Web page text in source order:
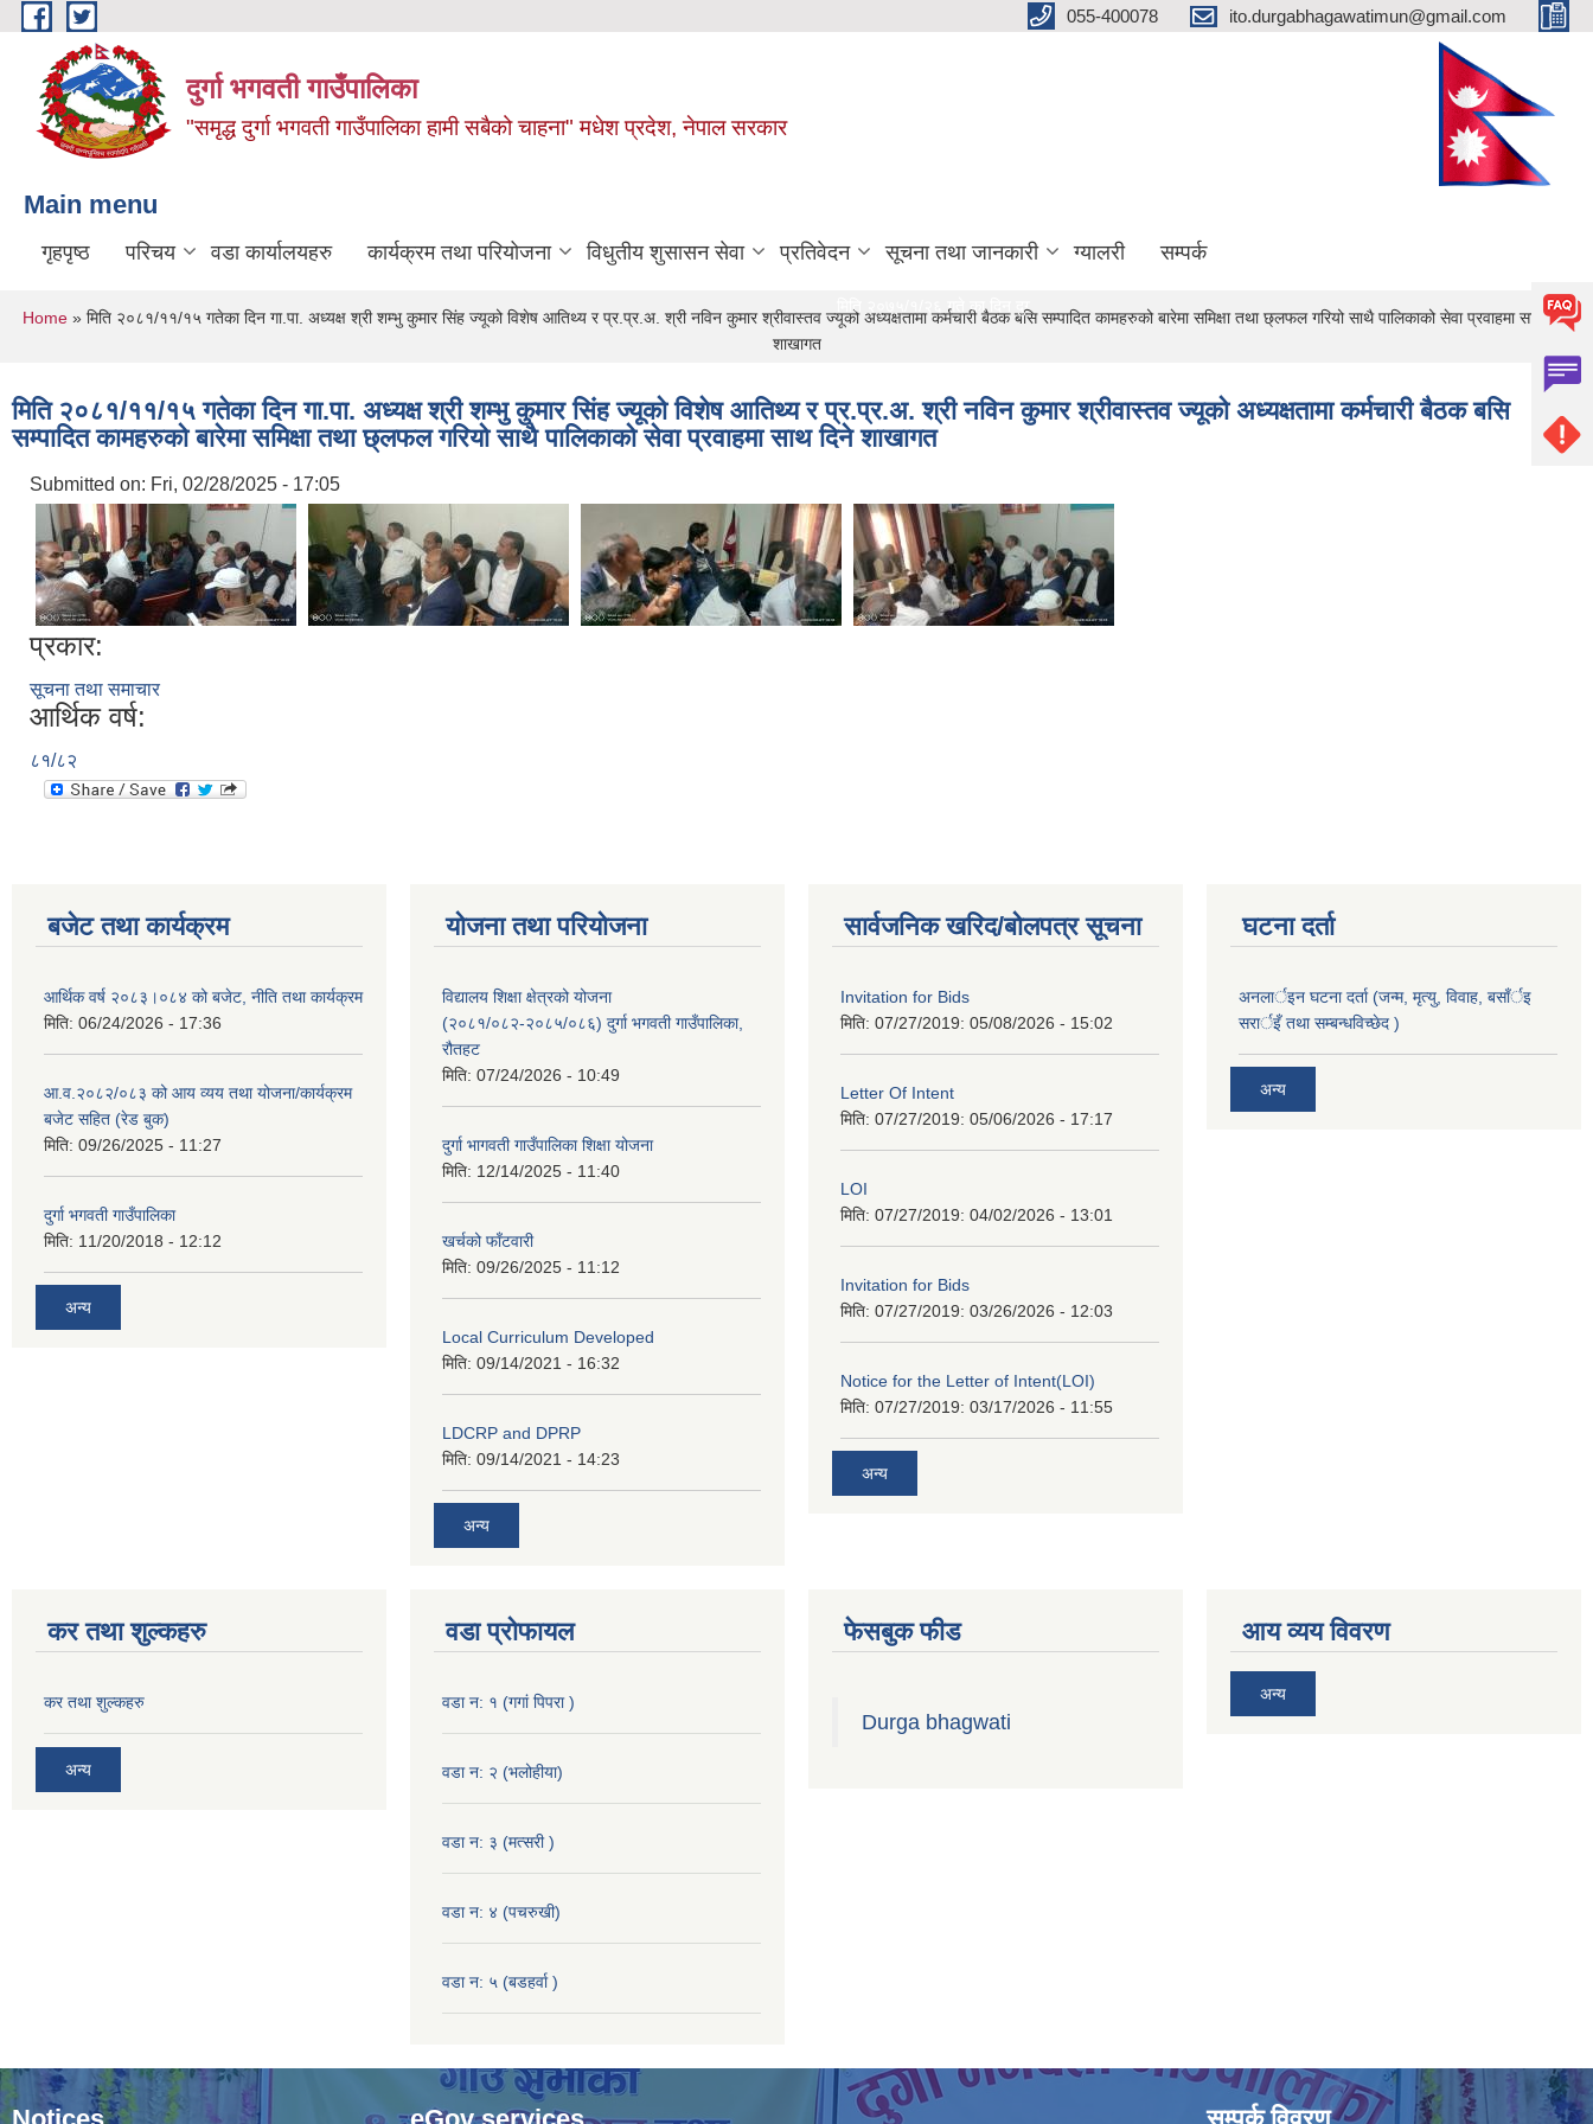
Skip to main content 055-400078 ito.durgabhagawatimun@gmail.com
दुर्गा भगवती गाउँपालिका
"समृद्ध दुर्गा भगवती गाउँपालिका हामी सबैको चाहना" मधेश प्रदेश, नेपाल सरकार
Main menu
गृहपृष्ठ परिचय वडा कार्यालयहरु कार्यक्रम तथा परियोजना विधुतीय शुसासन सेवा प्रतिवेदन सूचना तथा जानकारी ग्यालरी सम्पर्क
मिति २०७५/१/२६ गते का दिन दुर्गा भगवती गाउँ पालिका जिल्लाको प्रथम खुल्ला दिशा मुक्त गाउँ पालिका घोषणा हुन सफल भएकोमा सम्पूर्ण
You are here
Home » मिति २०८१/११/१५ गतेका दिन गा.पा. अध्यक्ष श्री शम्भु कुमार सिंह ज्यूको विशेष आतिथ्य र प्र.प्र.अ. श्री नविन कुमार श्रीवास्तव ज्यूको अध्यक्षतामा कर्मचारी बैठक बसि सम्पादित कामहरुको बारेमा समिक्षा तथा छ्लफल गरियो साथै पालिकाको सेवा प्रवाहमा साथ दिने
शाखागत
मिति २०८१/११/१५ गतेका दिन गा.पा. अध्यक्ष श्री शम्भु कुमार सिंह ज्यूको विशेष आतिथ्य र प्र.प्र.अ. श्री नविन कुमार श्रीवास्तव ज्यूको अध्यक्षतामा कर्मचारी बैठक बसि
सम्पादित कामहरुको बारेमा समिक्षा तथा छ्लफल गरियो साथै पालिकाको सेवा प्रवाहमा साथ दिने शाखागत
Submitted on: Fri, 02/28/2025 - 17:05
प्रकार:
सूचना तथा समाचार
आर्थिक वर्ष:
८१/८२
बजेट तथा कार्यक्रम
आर्थिक वर्ष २०८३।०८४ को बजेट, नीति तथा कार्यक्रम
मिति: 06/24/2026 - 17:36
आ.व.२०८२/०८३ को आय व्यय तथा योजना/कार्यक्रम
बजेट सहित (रेड बुक)
मिति: 09/26/2025 - 11:27
दुर्गा भगवती गाउँपालिका
मिति: 11/20/2018 - 12:12
अन्य
योजना तथा परियोजना
विद्यालय शिक्षा क्षेत्रको योजना
(२०८१/०८२-२०८५/०८६) दुर्गा भगवती गाउँपालिका,
रौतहट
मिति: 07/24/2026 - 10:49
दुर्गा भागवती गाउँपालिका शिक्षा योजना
मिति: 12/14/2025 - 11:40
खर्चको फाँटवारी
मिति: 09/26/2025 - 11:12
Local Curriculum Developed
मिति: 09/14/2021 - 16:32
LDCRP and DPRP
मिति: 09/14/2021 - 14:23
अन्य
सार्वजनिक खरिद/बोलपत्र सूचना
Invitation for Bids
मिति: 07/27/2019: 05/08/2026 - 15:02
Letter Of Intent
मिति: 07/27/2019: 05/06/2026 - 17:17
LOI
मिति: 07/27/2019: 04/02/2026 - 13:01
Invitation for Bids
मिति: 07/27/2019: 03/26/2026 - 12:03
Notice for the Letter of Intent(LOI)
मिति: 07/27/2019: 03/17/2026 - 11:55
अन्य
घटना दर्ता
अनलार्इन घटना दर्ता (जन्म, मृत्यु, विवाह, बसाँर्इ
सरार्इँ तथा सम्बन्धविच्छेद )
अन्य
कर तथा शुल्कहरु
कर तथा शुल्कहरु
अन्य
वडा प्रोफायल
वडा न: १ (गगां पिपरा )
वडा न: २ (भलोहीया)
वडा न: ३ (मत्सरी )
वडा न: ४ (पचरुखी)
वडा न: ५ (बडहर्वा )
फेसबुक फीड
Durga bhagwati
आय व्यय विवरण
अन्य